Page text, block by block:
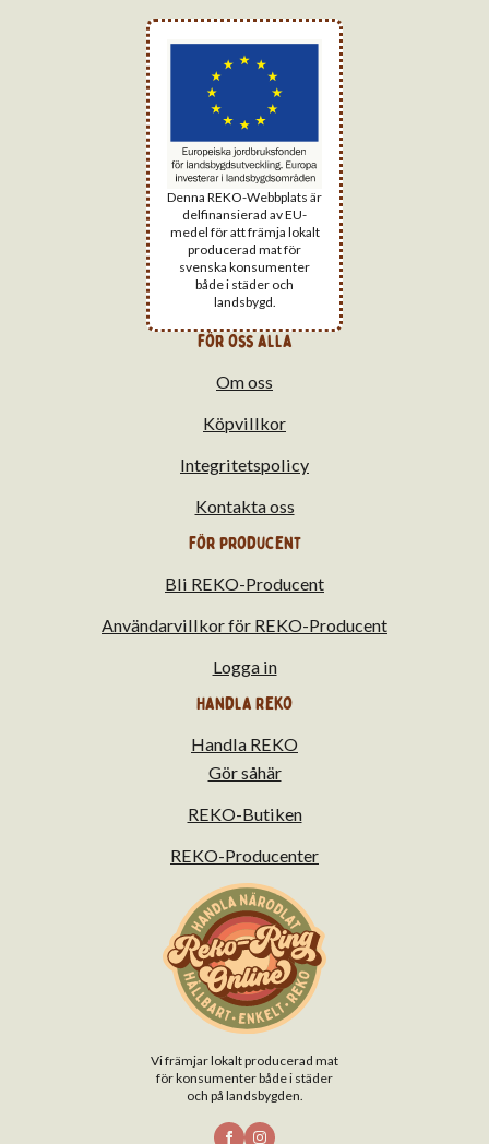
Vi främjar lokalt producerad mat
för konsumenter både i städer
och på landsbygden.
Handla Reko
Handla REKO
Gör såhär
REKO-Butiken
REKO-Producenter
För producent
Bli REKO-Producent
Användarvillkor för REKO-Producent
Logga in
för oss alla
Om oss
Köpvillkor
Integritetspolicy
Kontakta oss
Denna REKO-Webbplats är
delfinansierad av EU-
medel för att främja lokalt
producerad mat för
svenska konsumenter
både i städer och
landsbygd.